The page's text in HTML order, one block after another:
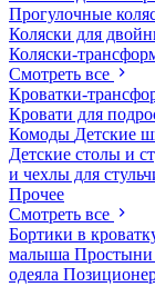
Прогулочные
Коляски для
Коляски-
Смотреть все
Кроватки-
Кровати для
Комоды Детские
Детские столы и
и чехлы для
Прочее
Смотреть все
Бортики в
малыша Простыни
одеяла